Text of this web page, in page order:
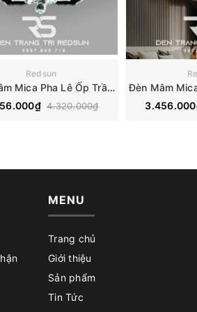
Redsun
Đèn Mâm Mica Pha Lê Ốp Trần Phòng Khách Hiện Đại MKPL-02
4.320.000₫
MENU
Trang chủ
Giới thiệu
Sản phẩm
Tin Tức